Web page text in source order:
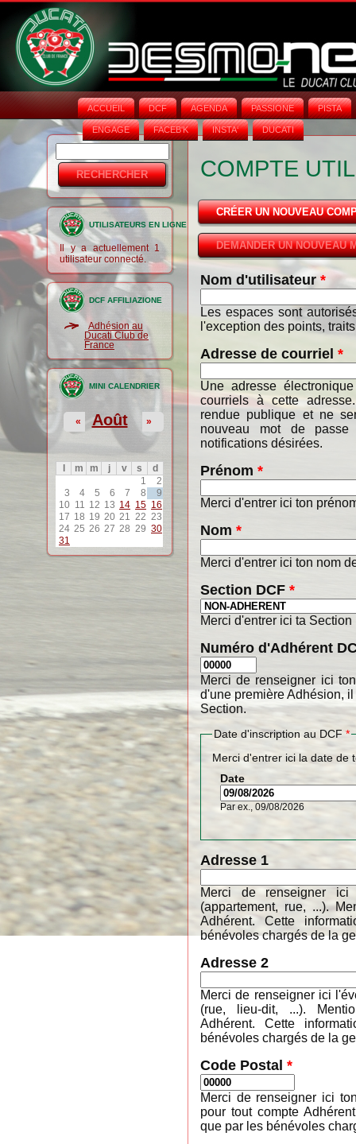
ACCUEIL DCF AGENDA PASSIONE PISTA
ENGAGE FACEB'K INSTA‘ DUCATI
Formulaire
de
recherche
UTILISATEURS EN LIGNE
Il y a actuellement 1
utilisateur connecté.
DCF AFFILIAZIONE
Adhésion au
Ducati Club de
France
MINI CALENDRIER
Août
« »
m m j v s
d
1
2
3
4 5 6 7 8
9
10 11 12 13 14 15 16
17 18 19 20 21 22 23
24 25 26 27 28 29 30
31
COMPTE
CRÉER UN NOUVEAU
DEMANDER UN NOUVEAU
Nom d'utilisateur *
Les espaces sont
l'exception des points,
Adresse de courriel *
Une adresse
courriels à cette
rendue publique et ne
nouveau mot de
notifications désirées.
Prénom *
Merci d'entrer ici ton
Nom *
Merci d'entrer ici ton nom
Section DCF *
Merci d'entrer ici ta
Numéro d'Adhérent
Merci de renseigner ici
d'une première Adhésion,
Section.
Date d'inscription au DCF *
Merci d'entrer ici la date de
Date
Par ex., 09/08/2026
Adresse 1
Merci de renseigner
(appartement, rue, ...).
Adhérent. Cette
bénévoles chargés de la
Adresse 2
Merci de renseigner ici
(rue, lieu-dit, ...).
Adhérent. Cette
bénévoles chargés de la
Code Postal *
Merci de renseigner ici
pour tout compte
que par les bénévoles